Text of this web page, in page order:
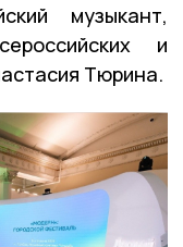
музыкант,
и
Тюрина.